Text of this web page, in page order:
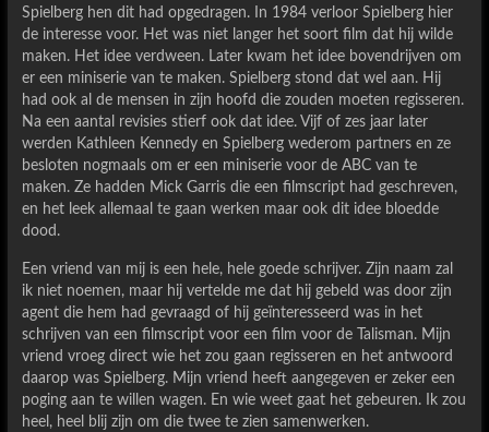
Spielberg hen dit had opgedragen. In 1984 verloor Spielberg hier
de interesse voor. Het was niet langer het soort film dat hij wilde
maken. Het idee verdween. Later kwam het idee bovendrijven om
er een miniserie van te maken. Spielberg stond dat wel aan. Hij
had ook al de mensen in zijn hoofd die zouden moeten regisseren.
Na een aantal revisies stierf ook dat idee. Vijf of zes jaar later
werden Kathleen Kennedy en Spielberg wederom partners en ze
besloten nogmaals om er een miniserie voor de ABC van te
maken. Ze hadden Mick Garris die een filmscript had geschreven,
en het leek allemaal te gaan werken maar ook dit idee bloedde
dood.
Een vriend van mij is een hele, hele goede schrijver. Zijn naam zal
ik niet noemen, maar hij vertelde me dat hij gebeld was door zijn
agent die hem had gevraagd of hij geïnteresseerd was in het
schrijven van een filmscript voor een film voor de Talisman. Mijn
vriend vroeg direct wie het zou gaan regisseren en het antwoord
daarop was Spielberg. Mijn vriend heeft aangegeven er zeker een
poging aan te willen wagen. En wie weet gaat het gebeuren. Ik zou
heel, heel blij zijn om die twee te zien samenwerken.